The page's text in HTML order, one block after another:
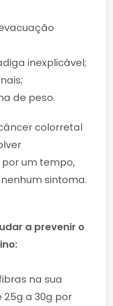
inexplicável;
de peso.
colorretal
um tempo,
sintoma.
a prevenir o
na sua
a 30g por